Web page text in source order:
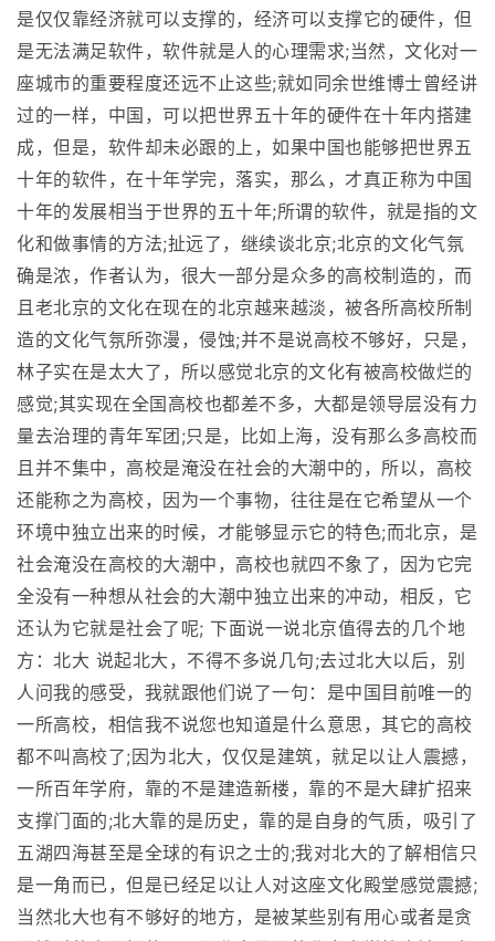
是仅仅靠经济就可以支撑的，经济可以支撑它的硬件，但
是无法满足软件，软件就是人的心理需求;当然，文化对一
座城市的重要程度还远不止这些;就如同余世维博士曾经讲
过的一样，中国，可以把世界五十年的硬件在十年内搭建
成，但是，软件却未必跟的上，如果中国也能够把世界五
十年的软件，在十年学完，落实，那么，才真正称为中国
十年的发展相当于世界的五十年;所谓的软件，就是指的文
化和做事情的方法;扯远了，继续谈北京;北京的文化气氛
确是浓，作者认为，很大一部分是众多的高校制造的，而
且老北京的文化在现在的北京越来越淡，被各所高校所制
造的文化气氛所弥漫，侵蚀;并不是说高校不够好，只是，
林子实在是太大了，所以感觉北京的文化有被高校做烂的
感觉;其实现在全国高校也都差不多，大都是领导层没有力
量去治理的青年军团;只是，比如上海，没有那么多高校而
且并不集中，高校是淹没在社会的大潮中的，所以，高校
还能称之为高校，因为一个事物，往往是在它希望从一个
环境中独立出来的时候，才能够显示它的特色;而北京，是
社会淹没在高校的大潮中，高校也就四不象了，因为它完
全没有一种想从社会的大潮中独立出来的冲动，相反，它
还认为它就是社会了呢; 下面说一说北京值得去的几个地
方：北大 说起北大，不得不多说几句;去过北大以后，别
人问我的感受，我就跟他们说了一句：是中国目前唯一的
一所高校，相信我不说您也知道是什么意思，其它的高校
都不叫高校了;因为北大，仅仅是建筑，就足以让人震撼，
一所百年学府，靠的不是建造新楼，靠的不是大肆扩招来
支撑门面的;北大靠的是历史，靠的是自身的气质，吸引了
五湖四海甚至是全球的有识之士的;我对北大的了解相信只
是一角而已，但是已经足以让人对这座文化殿堂感觉震撼;
当然北大也有不够好的地方，是被某些别有用心或者是贪